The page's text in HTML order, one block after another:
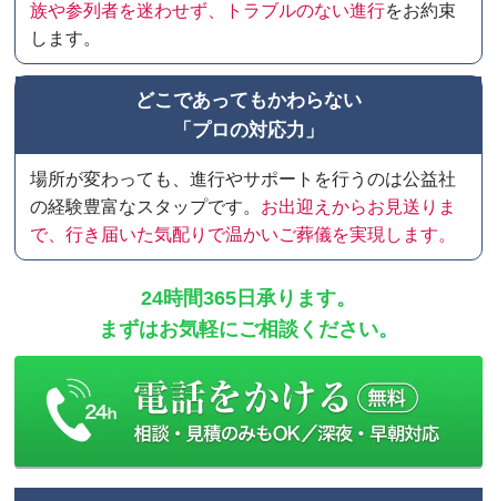
族や参列者を迷わせず、トラブルのない進行をお約束
します。
どこであってもかわらない
「プロの対応力」
場所が変わっても、進行やサポートを行うのは公益社
の経験豊富なスタップです。 お出迎えからお見送りま
で、行き届いた気配りで温かいご葬儀を実現します。
24時間365日承ります。
まずはお気軽にご相談ください。